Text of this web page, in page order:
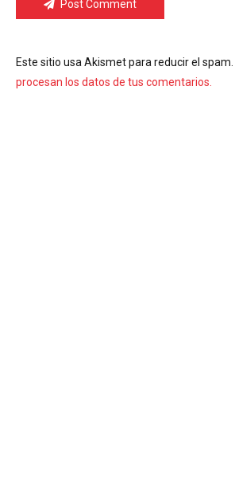
Post Comment
Este sitio usa Akismet para reducir el spam.
procesan los datos de tus comentarios.